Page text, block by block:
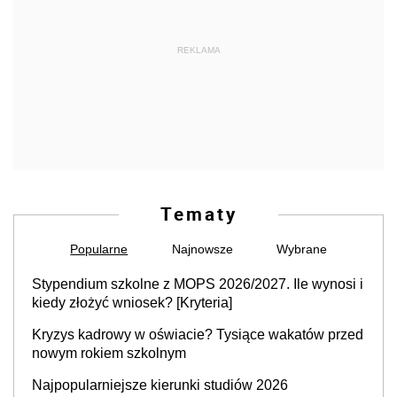
REKLAMA
Tematy
Popularne Najnowsze Wybrane
Stypendium szkolne z MOPS 2026/2027. Ile wynosi i
kiedy złożyć wniosek? [Kryteria]
Kryzys kadrowy w oświacie? Tysiące wakatów przed
nowym rokiem szkolnym
Najpopularniejsze kierunki studiów 2026